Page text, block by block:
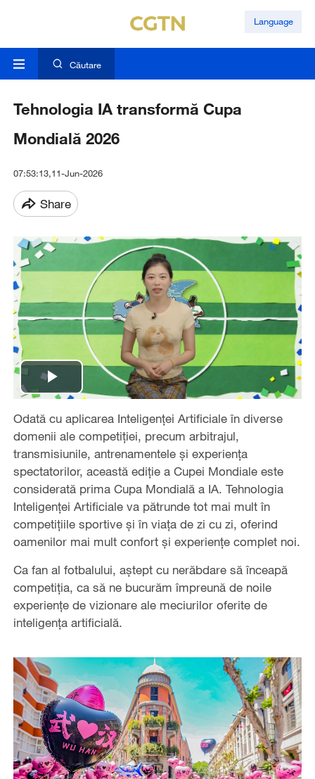
Language
Căutare
Tehnologia IA transformă Cupa
Mondială 2026
07:53:13,11-Jun-2026
Share
Play
Video
Odată cu aplicarea Inteligenței Artificiale în diverse
domenii ale competiției, precum arbitrajul,
transmisiunile, antrenamentele și experiența
spectatorilor, această ediție a Cupei Mondiale este
considerată prima Cupa Mondială a IA. Tehnologia
Inteligenței Artificiale va pătrunde tot mai mult în
competițiile sportive și în viața de zi cu zi, oferind
oamenilor mai mult confort și experiențe complet noi.
Ca fan al fotbalului, aștept cu nerăbdare să înceapă
competiția, ca să ne bucurăm împreună de noile
experiențe de vizionare ale meciurilor oferite de
inteligența artificială.